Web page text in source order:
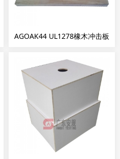
AGOAK44 UL1278橡木冲击板